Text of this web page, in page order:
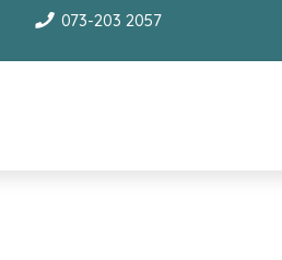
073-203 2057